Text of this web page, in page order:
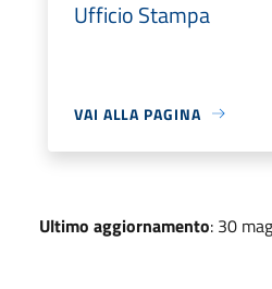
Ufficio Stampa
VAI ALLA PAGINA
Ultimo aggiornamento: 30